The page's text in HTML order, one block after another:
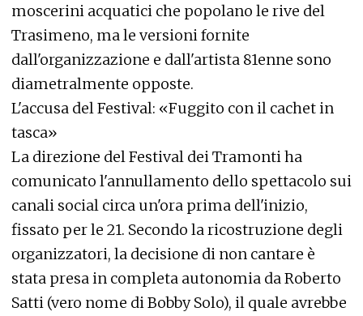
moscerini acquatici che popolano le rive del
Trasimeno, ma le versioni fornite
dall'organizzazione e dall'artista 81enne sono
diametralmente opposte.
L'accusa del Festival: «Fuggito con il cachet in
tasca»
La direzione del Festival dei Tramonti ha
comunicato l'annullamento dello spettacolo sui
canali social circa un'ora prima dell'inizio,
fissato per le 21. Secondo la ricostruzione degli
organizzatori, la decisione di non cantare è
stata presa in completa autonomia da Roberto
Satti (vero nome di Bobby Solo), il quale avrebbe